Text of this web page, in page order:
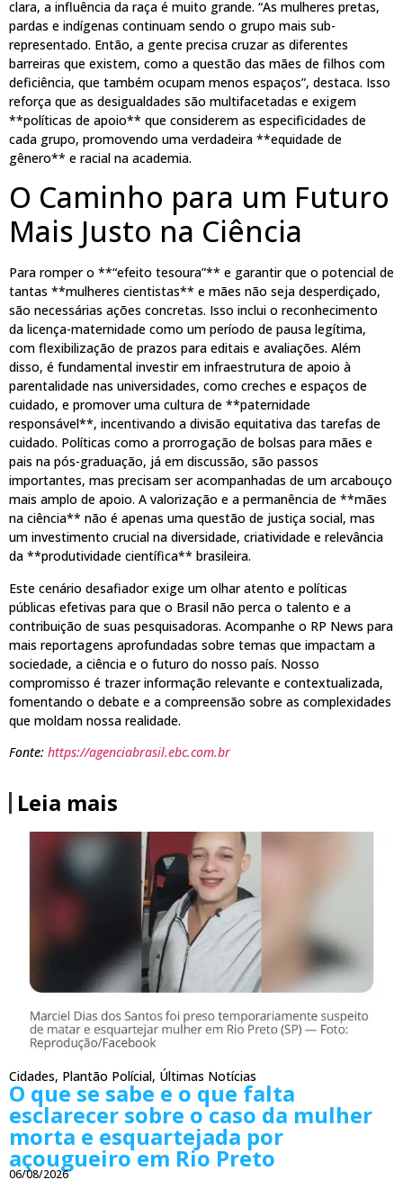
clara, a influência da raça é muito grande. “As mulheres pretas,
pardas e indígenas continuam sendo o grupo mais sub-
representado. Então, a gente precisa cruzar as diferentes
barreiras que existem, como a questão das mães de filhos com
deficiência, que também ocupam menos espaços”, destaca. Isso
reforça que as desigualdades são multifacetadas e exigem
**políticas de apoio** que considerem as especificidades de
cada grupo, promovendo uma verdadeira **equidade de
gênero** e racial na academia.
O Caminho para um Futuro
Mais Justo na Ciência
Para romper o **“efeito tesoura”** e garantir que o potencial de
tantas **mulheres cientistas** e mães não seja desperdiçado,
são necessárias ações concretas. Isso inclui o reconhecimento
da licença-maternidade como um período de pausa legítima,
com flexibilização de prazos para editais e avaliações. Além
disso, é fundamental investir em infraestrutura de apoio à
parentalidade nas universidades, como creches e espaços de
cuidado, e promover uma cultura de **paternidade
responsável**, incentivando a divisão equitativa das tarefas de
cuidado. Políticas como a prorrogação de bolsas para mães e
pais na pós-graduação, já em discussão, são passos
importantes, mas precisam ser acompanhadas de um arcabouço
mais amplo de apoio. A valorização e a permanência de **mães
na ciência** não é apenas uma questão de justiça social, mas
um investimento crucial na diversidade, criatividade e relevância
da **produtividade científica** brasileira.
Este cenário desafiador exige um olhar atento e políticas
públicas efetivas para que o Brasil não perca o talento e a
contribuição de suas pesquisadoras. Acompanhe o RP News para
mais reportagens aprofundadas sobre temas que impactam a
sociedade, a ciência e o futuro do nosso país. Nosso
compromisso é trazer informação relevante e contextualizada,
fomentando o debate e a compreensão sobre as complexidades
que moldam nossa realidade.
Fonte: https://agenciabrasil.ebc.com.br
Leia mais
Cidades, Plantão Polícial, Últimas Notícias
O que se sabe e o que falta
esclarecer sobre o caso da mulher
morta e esquartejada por
açougueiro em Rio Preto
06/08/2026